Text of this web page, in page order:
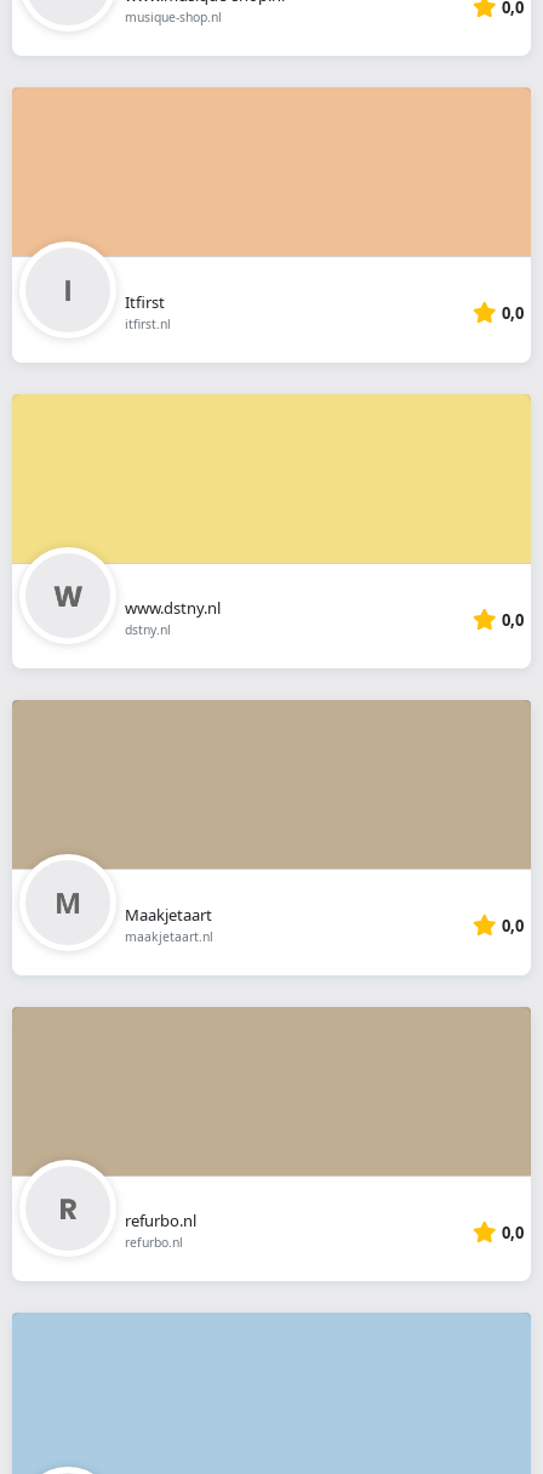
musique-shop.nl 0,0
Itfirst
itfirst.nl 0,0
www.dstny.nl
dstny.nl 0,0
Maakjetaart
maakjetaart.nl 0,0
refurbo.nl
refurbo.nl 0,0